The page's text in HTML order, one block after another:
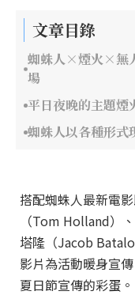
文章目錄
蜘蛛人×煙火×無
場
平日夜晚的主題
蜘蛛人以各種形式
搭配蜘蛛人最新電
（Tom Holland）
塔隆（Jacob
影片為活動暖身宣
夏日節宣傳的彩蛋。